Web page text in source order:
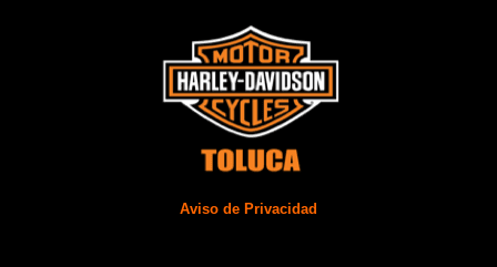
Aviso de Privacidad